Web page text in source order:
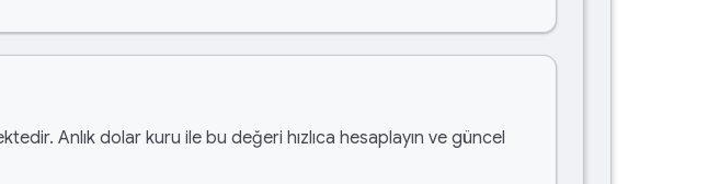
Anlık dolar kuru ile bu değeri hızlıca hesaplayın ve güncel